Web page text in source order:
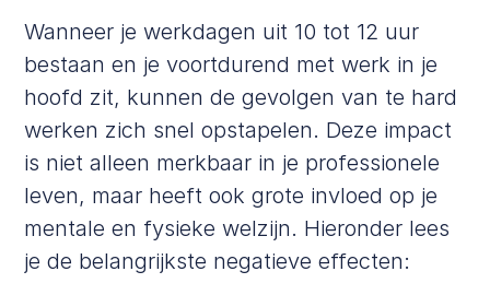
Wanneer je werkdagen uit 10 tot 12 uur
bestaan en je voortdurend met werk in je
hoofd zit, kunnen de gevolgen van te hard
werken zich snel opstapelen. Deze impact
is niet alleen merkbaar in je professionele
leven, maar heeft ook grote invloed op je
mentale en fysieke welzijn. Hieronder lees
je de belangrijkste negatieve effecten: